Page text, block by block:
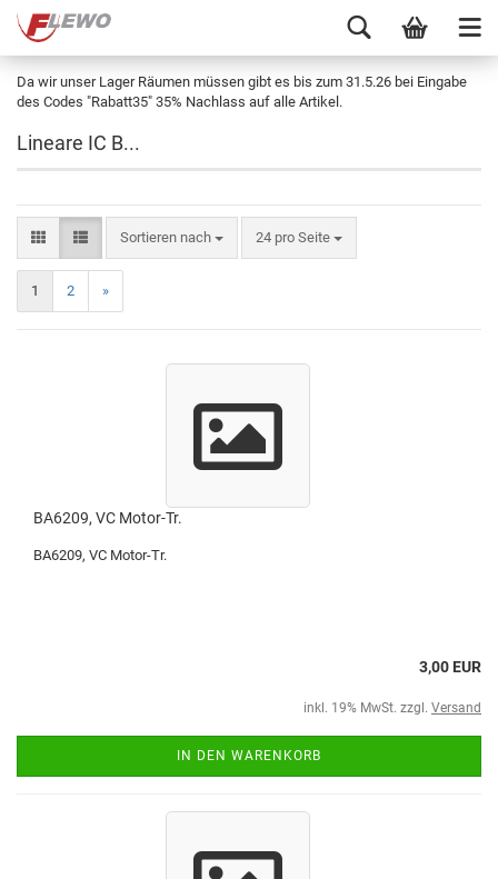
Da wir unser Lager Räumen müssen gibt es bis zum 31.5.26 bei Eingabe
des Codes "Rabatt35" 35% Nachlass auf alle Artikel.
Lineare IC B...
Sortieren nach 24 pro Seite
1 2 »
BA6209, VC Motor-Tr.
BA6209, VC Motor-Tr.
3,00 EUR
inkl. 19% MwSt. zzgl. Versand
IN DEN WARENKORB